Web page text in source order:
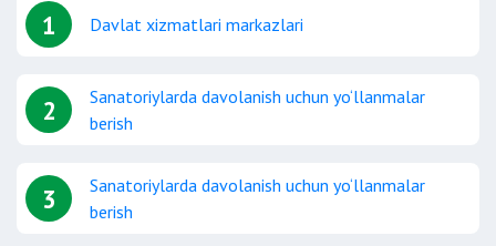
1 Davlat xizmatlari markazlari
2
Sanatoriylarda davolanish uchun yo‘llanmalar
berish
3
Sanatoriylarda davolanish uchun yo‘llanmalar
berish